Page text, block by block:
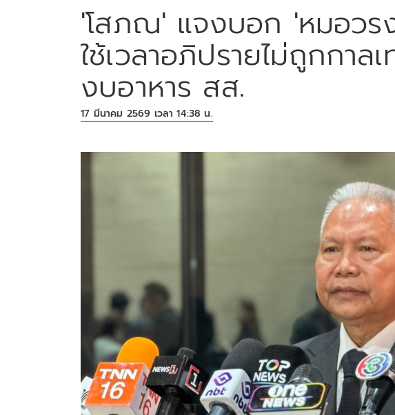
'โสภณ' แจงบอก 'หมอวร
ใช้เวลาอภิปรายไม่ถูกกาล
งบอาหาร สส.
17 มีนาคม 2569 เวลา 14:38 น.